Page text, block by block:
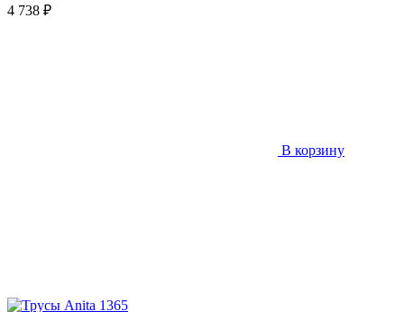
4 738 ₽
В корзину